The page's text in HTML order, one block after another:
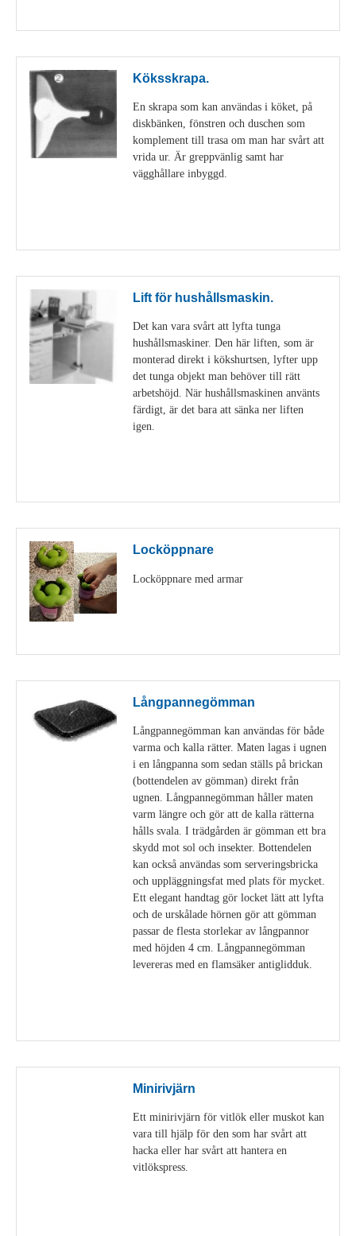
Köksskrapa.
En skrapa som kan användas i köket, på
diskbänken, fönstren och duschen som
komplement till trasa om man har svårt att
vrida ur. Är greppvänlig samt har
vägghållare inbyggd.
Lift för hushållsmaskin.
Det kan vara svårt att lyfta tunga
hushållsmaskiner. Den här liften, som är
monterad direkt i kökshurtsen, lyfter upp
det tunga objekt man behöver till rätt
arbetshöjd. När hushållsmaskinen använts
färdigt, är det bara att sänka ner liften
igen.
Locköppnare
Locköppnare med armar
Långpannegömman
Långpannegömman kan användas för både
varma och kalla rätter. Maten lagas i ugnen
i en långpanna som sedan ställs på brickan
(bottendelen av gömman) direkt från
ugnen. Långpannegömman håller maten
varm längre och gör att de kalla rätterna
hålls svala. I trädgården är gömman ett bra
skydd mot sol och insekter. Bottendelen
kan också användas som serveringsbricka
och uppläggningsfat med plats för mycket.
Ett elegant handtag gör locket lätt att lyfta
och de urskålade hörnen gör att gömman
passar de flesta storlekar av långpannor
med höjden 4 cm. Långpannegömman
levereras med en flamsäker antiglidduk.
Minirivjärn
Ett minirivjärn för vitlök eller muskot kan
vara till hjälp för den som har svårt att
hacka eller har svårt att hantera en
vitlökspress.